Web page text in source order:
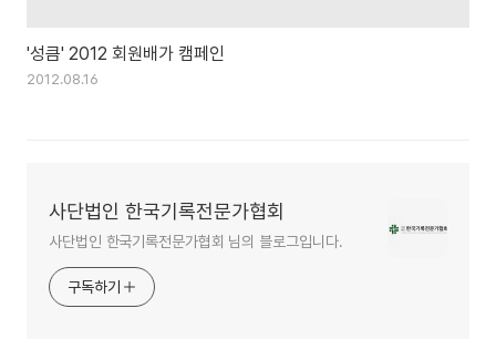
'성큼' 2012 회원배가 캠페인
2012.08.16
사단법인 한국기록전문가협회
사단법인 한국기록전문가협회 님의 블로그입니다.
구독하기